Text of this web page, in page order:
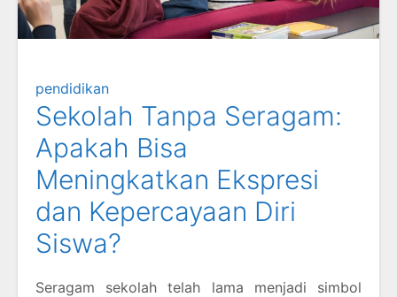
pendidikan
Sekolah Tanpa Seragam:
Apakah Bisa
Meningkatkan Ekspresi
dan Kepercayaan Diri
Siswa?
Seragam sekolah telah lama menjadi simbol